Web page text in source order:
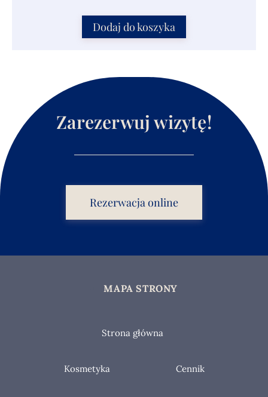
Dodaj do koszyka
Zarezerwuj wizytę!
Rezerwacja online
MAPA STRONY
Strona główna
Kosmetyka Cennik